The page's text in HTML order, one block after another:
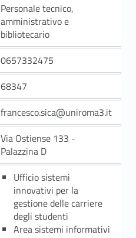
Personale tecnico,
amministrativo e
bibliotecario
0657332475
68347
francesco.sica@uniroma3.it
Via Ostiense 133 -
Palazzina D
Ufficio sistemi
innovativi per la
gestione delle carriere
degli studenti
Area sistemi informativi